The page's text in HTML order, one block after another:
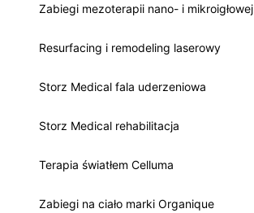
Zabiegi mezoterapii nano- i mikroigłowej
Resurfacing i remodeling laserowy
Storz Medical fala uderzeniowa
Storz Medical rehabilitacja
Terapia światłem Celluma
Zabiegi na ciało marki Organique